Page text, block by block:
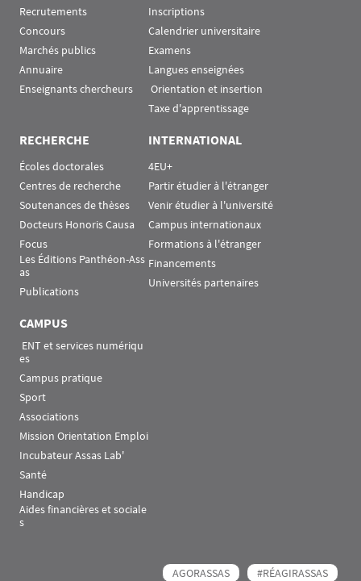
Recrutements
Concours
Marchés publics
Annuaire
Enseignants chercheurs
Inscriptions
Calendrier universitaire
Examens
Langues enseignées
Orientation et insertion
Taxe d'apprentissage
RECHERCHE
Écoles doctorales
Centres de recherche
Soutenances de thèses
Docteurs Honoris Causa
Focus
Les Éditions Panthéon-Ass
as
Publications
INTERNATIONAL
4EU+
Partir étudier à l'étranger
Venir étudier à l'université
Campus internationaux
Formations à l'étranger
Financements
Universités partenaires
CAMPUS
es
Campus pratique
Sport
Associations
Mission Orientation Emploi
Incubateur Assas Lab'
Santé
Handicap
Aides financières et sociale
s
AGORASSAS
#RÉAGIRASSAS